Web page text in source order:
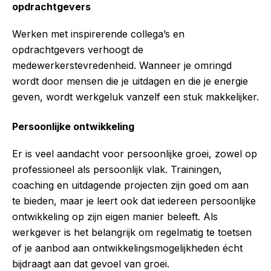
opdrachtgevers
Werken met inspirerende collega’s en
opdrachtgevers verhoogt de
medewerkerstevredenheid. Wanneer je omringd
wordt door mensen die je uitdagen en die je energie
geven, wordt werkgeluk vanzelf een stuk makkelijker.
Persoonlijke ontwikkeling
Er is veel aandacht voor persoonlijke groei, zowel op
professioneel als persoonlijk vlak. Trainingen,
coaching en uitdagende projecten zijn goed om aan
te bieden, maar je leert ook dat iedereen persoonlijke
ontwikkeling op zijn eigen manier beleeft. Als
werkgever is het belangrijk om regelmatig te toetsen
of je aanbod aan ontwikkelingsmogelijkheden écht
bijdraagt aan dat gevoel van groei.